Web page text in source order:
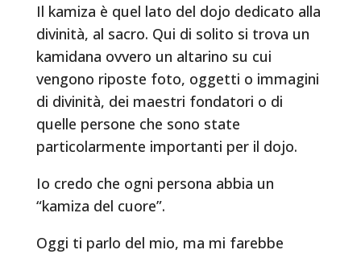
Il kamiza è quel lato del dojo dedicato alla
divinità, al sacro. Qui di solito si trova un
kamidana ovvero un altarino su cui
vengono riposte foto, oggetti o immagini
di divinità, dei maestri fondatori o di
quelle persone che sono state
particolarmente importanti per il dojo.
Io credo che ogni persona abbia un
“kamiza del cuore”.
Oggi ti parlo del mio, ma mi farebbe